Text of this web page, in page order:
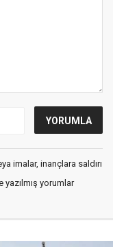
imalar, inançlara saldırı
yorumlar